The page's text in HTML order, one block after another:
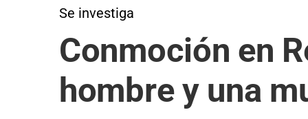
Se investiga
Conmoción en
hombre y una